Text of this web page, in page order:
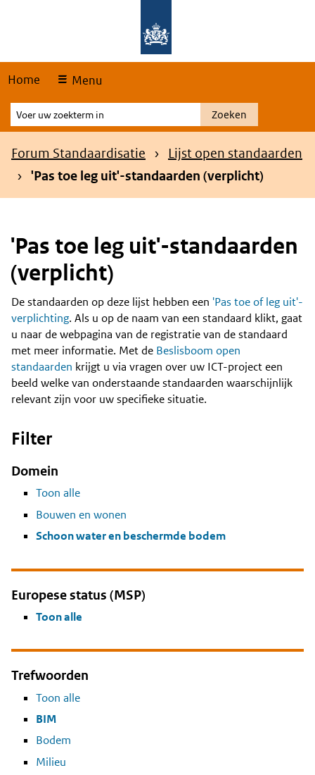
Home Menu
Voer
uw
zoekterm
Zoeken
Kruimelpad
Forum Standaardisatie
Lijst open standaarden
'Pas toe leg uit'-standaarden (verplicht)
'Pas toe leg uit'-standaarden
(verplicht)
Content
De standaarden op deze lijst hebben een 'Pas toe of leg uit'-
verplichting. Als u op de naam van een standaard klikt, gaat
u naar de webpagina van de registratie van de standaard
met meer informatie. Met de Beslisboom open
standaarden krijgt u via vragen over uw ICT-project een
beeld welke van onderstaande standaarden waarschijnlijk
relevant zijn voor uw specifieke situatie.
Filter
Domein
Toon alle
Bouwen en wonen
Schoon water en beschermde bodem
Europese status (MSP)
Toon alle
Trefwoorden
Toon alle
BIM
Bodem
Milieu